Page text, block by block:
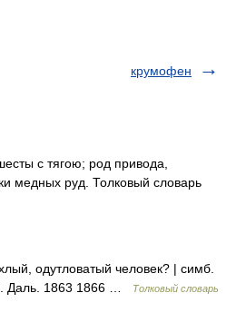
крумофен
с тягою; род привода,
медных руд. Толковый словарь
одутловатый человек? | симб.
Даль. 1863 1866 …
Толковый словарь